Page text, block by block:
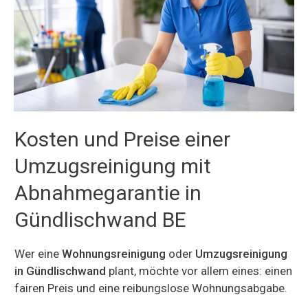
Kosten und Preise einer
Umzugsreinigung mit
Abnahmegarantie in
Gündlischwand BE
Wer eine Wohnungsreinigung oder Umzugsreinigung
in Gündlischwand plant, möchte vor allem eines: einen
fairen Preis und eine reibungslose Wohnungsabgabe.